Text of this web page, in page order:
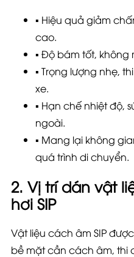
▪️ Hiệu quả giảm
cao.
▪️ Độ bám tốt, không
▪️ Trọng lượng nhẹ,
xe.
▪️ Hạn chế nhiệt độ,
ngoài.
▪️ Mang lại không
quá trình di chuyển.
2. Vị trí dán vật
hơi SIP
Vật liệu cách âm SIP
bề mặt cần cách âm, thi